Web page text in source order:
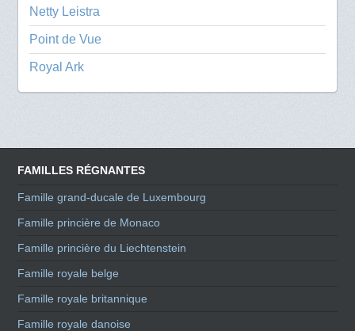
Netty Leistra
Point de Vue
Royal Ark
FAMILLES RÉGNANTES
Famille grand-ducale de Luxembourg
Famille princière de Monaco
Famille princière du Liechtenstein
Famille royale belge
Famille royale britannique
Famille royale danoise